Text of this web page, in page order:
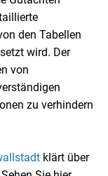
den Tabellen
wird. Der
von
zu verhindern
klärt über